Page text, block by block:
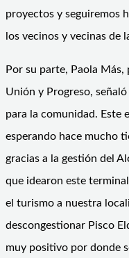
proyectos y seguiremos
los vecinos y vecinas de
Por su parte, Paola
Unión y Progreso,
para la comunidad. Este
esperando hace mucho
gracias a la gestión del
que idearon este
el turismo a nuestra
descongestionar Pisco
muy positivo por donde